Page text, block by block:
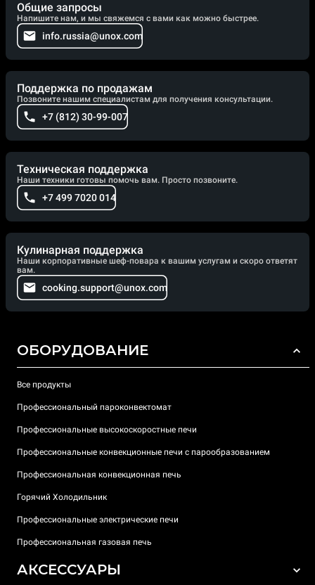
Общие запросы
Напишите нам, и мы свяжемся с вами как можно быстрее.
info.russia@unox.com
Поддержка по продажам
Позвоните нашим специалистам для получения консультации.
+7 (812) 30-99-007
Техническая поддержка
Наши техники готовы помочь вам. Просто позвоните.
+7 499 7020 014
Кулинарная поддержка
Наши корпоративные шеф-повара к вашим услугам и скоро ответят
вам.
cooking.support@unox.com
ОБОРУДОВАНИЕ
Все продукты
Профессиональный пароконвектомат
Профессиональные высокоскоростные печи
Профессиональные конвекционные печи с парообразованием
Профессиональная конвекционная печь
Горячий Холодильник
Профессиональные электрические печи
Профессиональная газовая печь
АКСЕССУАРЫ